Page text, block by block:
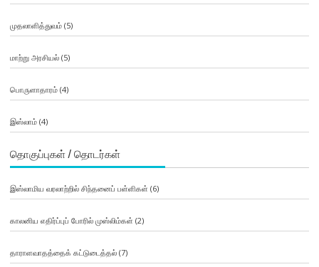
முதலாளித்துவம்(5)
மாற்று அரசியல்(5)
பொருளாதாரம்(4)
இஸ்லாம்(4)
தொகுப்புகள் / தொடர்கள்
இஸ்லாமிய வரலாற்றில் சிந்தனைப் பள்ளிகள் (6)
காலனிய எதிர்ப்புப் போரில் முஸ்லிம்கள் (2)
தாராளவாதத்தைக் கட்டுடைத்தல்(7)